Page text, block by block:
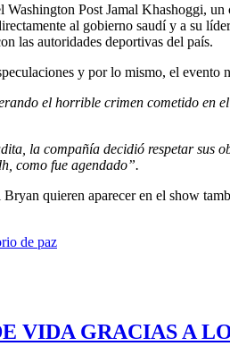
Post Jamal Khashoggi,
al gobierno saudí y a su
las autoridades deportivas del país.
y por lo mismo, el evento
el horrible crimen cometido en
la compañía decidió respetar sus
como fue agendado”.
quieren aparecer en el show
de paz
VIDA GRACIAS A